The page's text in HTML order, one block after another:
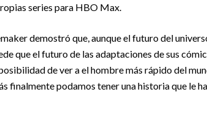
series para HBO Max.
demostró que, aunque el futuro del
que el futuro de las adaptaciones de sus
de ver a el hombre más rápido del
finalmente podamos tener una historia que le